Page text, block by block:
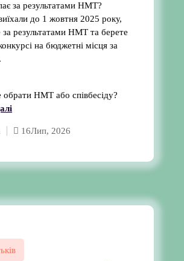
за результатами НМТ?
до 1 жовтня 2025 року,
за результатами НМТ та берете
на бюджетні місця за
НМТ або співбесіду?
16Лип, 2026